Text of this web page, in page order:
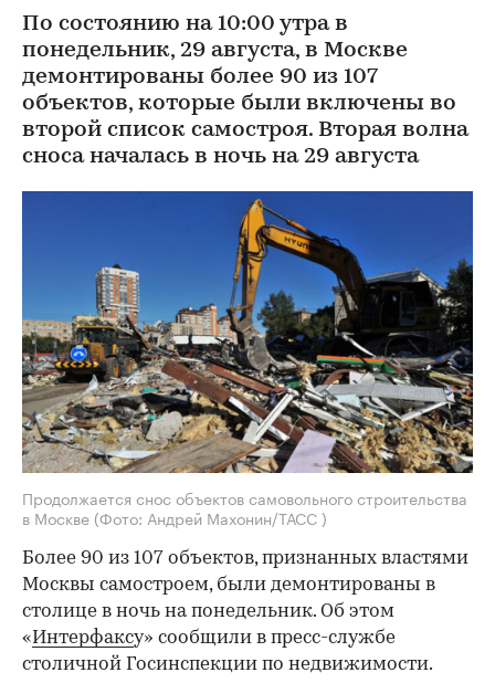
По состоянию на 10:00 утра в
понедельник, 29 августа, в Москве
демонтированы более 90 из 107
объектов, которые были включены во
второй список самостроя. Вторая волна
сноса началась в ночь на 29 августа
Продолжается снос объектов самовольного строительства
в Москве (Фото: Андрей Махонин/ТАСС )
Более 90 из 107 объектов, признанных властями
Москвы самостроем, были демонтированы в
столице в ночь на понедельник. Об этом
«Интерфаксу» сообщили в пресс-службе
столичной Госинспекции по недвижимости.